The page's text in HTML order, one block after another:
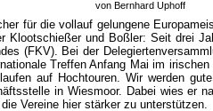
von Bernhard Uphoff
für die vollauf gelungene
Klootschießer und Boßler: Seit drei
(FKV). Bei der
Treffen Anfang Mai im
auf Hochtouren. Wir werden
in Wiesmoor. Dabei wies er
Vereine hier stärker zu unterstützen.